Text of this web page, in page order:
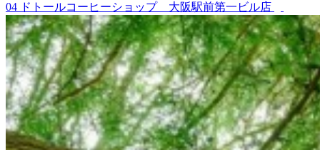
04 ドトールコーヒーショップ 大阪駅前第一ビル店